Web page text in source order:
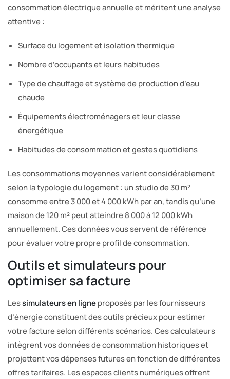
consommation électrique annuelle et méritent une analyse
attentive :
Surface du logement et isolation thermique
Nombre d’occupants et leurs habitudes
Type de chauffage et système de production d’eau
chaude
Équipements électroménagers et leur classe
énergétique
Habitudes de consommation et gestes quotidiens
Les consommations moyennes varient considérablement
selon la typologie du logement : un studio de 30 m²
consomme entre 3 000 et 4 000 kWh par an, tandis qu’une
maison de 120 m² peut atteindre 8 000 à 12 000 kWh
annuellement. Ces données vous servent de référence
pour évaluer votre propre profil de consommation.
Outils et simulateurs pour
optimiser sa facture
Lessimulateurs en ligneproposés par les fournisseurs
d’énergie constituent des outils précieux pour estimer
votre facture selon différents scénarios. Ces calculateurs
intègrent vos données de consommation historiques et
projettent vos dépenses futures en fonction de différentes
offres tarifaires. Les espaces clients numériques offrent